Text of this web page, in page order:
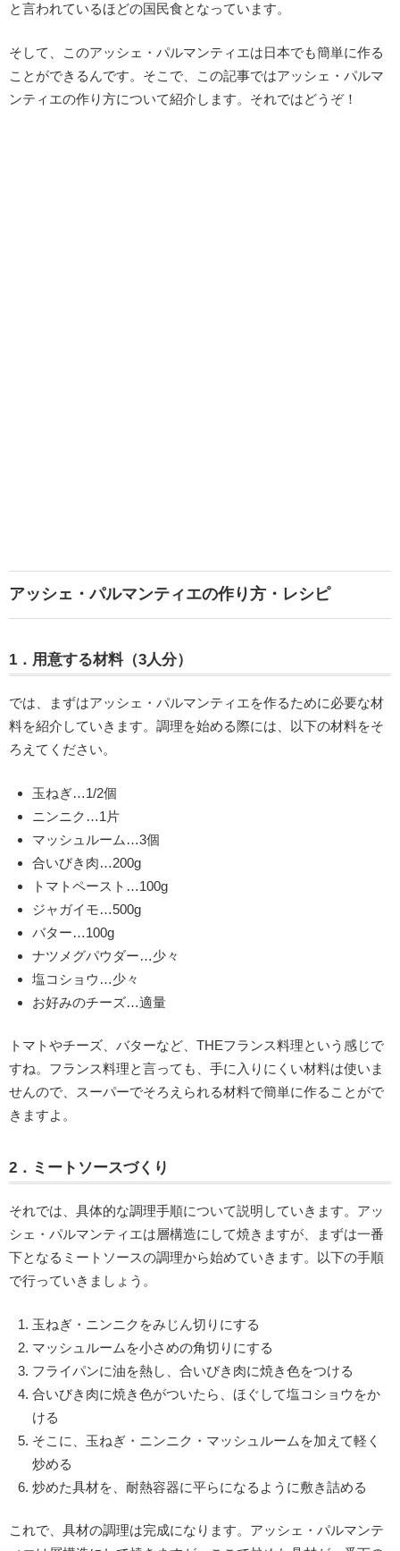
と言われているほどの国民食となっています。
そして、このアッシェ・パルマンティエは日本でも簡単に作る
ことができるんです。そこで、この記事ではアッシェ・パルマ
ンティエの作り方について紹介します。それではどうぞ！
アッシェ・パルマンティエの作り方・レシピ
1．用意する材料（3人分）
では、まずはアッシェ・パルマンティエを作るために必要な材
料を紹介していきます。調理を始める際には、以下の材料をそ
ろえてください。
玉ねぎ…1/2個
ニンニク…1片
マッシュルーム…3個
合いびき肉…200g
トマトペースト…100g
ジャガイモ…500g
バター…100g
ナツメグパウダー…少々
塩コショウ…少々
お好みのチーズ…適量
トマトやチーズ、バターなど、THEフランス料理という感じで
すね。フランス料理と言っても、手に入りにくい材料は使いま
せんので、スーパーでそろえられる材料で簡単に作ることがで
きますよ。
2．ミートソースづくり
それでは、具体的な調理手順について説明していきます。アッ
シェ・パルマンティエは層構造にして焼きますが、まずは一番
下となるミートソースの調理から始めていきます。以下の手順
で行っていきましょう。
玉ねぎ・ニンニクをみじん切りにする
マッシュルームを小さめの角切りにする
フライパンに油を熱し、合いびき肉に焼き色をつける
合いびき肉に焼き色がついたら、ほぐして塩コショウをか
ける
そこに、玉ねぎ・ニンニク・マッシュルームを加えて軽く
炒める
炒めた具材を、耐熱容器に平らになるように敷き詰める
これで、具材の調理は完成になります。アッシェ・パルマンテ